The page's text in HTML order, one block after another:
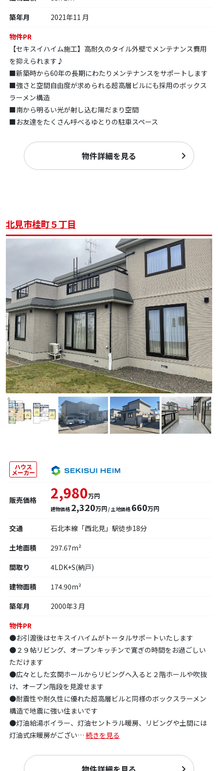
築年月
2021年11 月
物件PR
【セキスイハイム施工】高耐久のタイル外壁でメンテナンス費用
を抑えられます♪
■新築時から60年の長期にわたりメンテナンスをサポートします
■強さと空間自由度が求められる超高層ビルにも採用のボックス
ラーメン構造
■南から明るい光が射し込む陽だまり空間
■お友達をたくさん呼べるゆとりの駐車スペース
物件詳細を見る
北見市桂町５丁目
ハウス
メーカー
販売価格 2,980万円
建物価格 2,320万円 / 土地価格 660万円
交通
石北本線「西北見」駅徒歩18分
土地面積
297.67m²
間取り
4LDK+S(納戸)
建物面積
174.90m²
築年月
2000年3 月
物件PR
●お引渡後はセキスイハイムがトータルサポートいたします
●２９帖リビング、オープンキッチンで寛ぎの時間をお過ごしい
ただけます
●広々とした玄関ホールからリビングへ入ると２階ホールや吹抜
け、オープン階段を見渡せます
●耐震性や耐久性に優れた超高層ビルと同様のボックスラーメン
構造で地震に強い住まいです
●灯油給湯ボイラー、灯油セントラル暖房、リビングや土間には
灯油式床暖房がござい… 続きを見る